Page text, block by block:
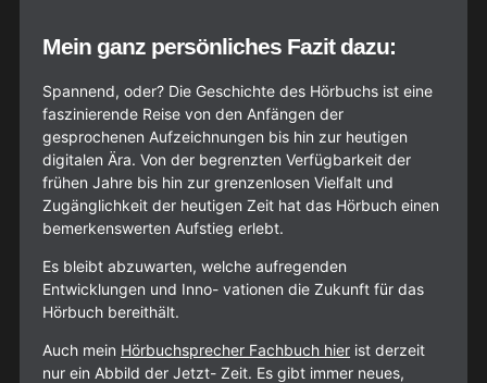
Mein ganz persönliches Fazit dazu:
Spannend, oder? Die Geschichte des Hörbuchs ist eine
faszinierende Reise von den Anfängen der
gesprochenen Aufzeichnungen bis hin zur heutigen
digitalen Ära. Von der begrenzten Verfügbarkeit der
frühen Jahre bis hin zur grenzenlosen Vielfalt und
Zugänglichkeit der heutigen Zeit hat das Hörbuch einen
bemerkenswerten Aufstieg erlebt.
Es bleibt abzuwarten, welche aufregenden
Entwicklungen und Inno- vationen die Zukunft für das
Hörbuch bereithält.
Auch mein Hörbuchsprecher Fachbuch hier ist derzeit
nur ein Abbild der Jetzt- Zeit. Es gibt immer neues,